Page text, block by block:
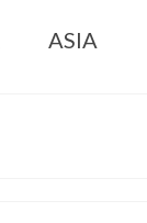
ASIA